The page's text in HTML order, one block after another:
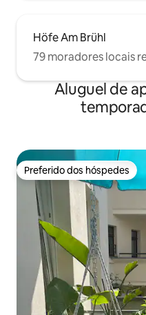
Höfe Am Brühl
79 moradores locais
Aluguel de
Preferido dos hóspedes
Preferido dos hóspedes